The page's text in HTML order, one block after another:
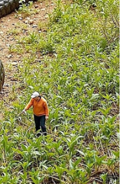
tempatan
aiskrim edisi
berbeza